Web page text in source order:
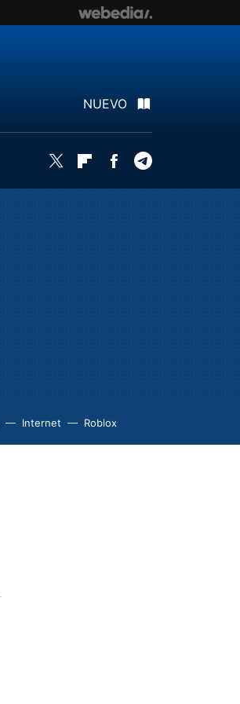
NUEVO
Twitter FlipboardFacebook
Internet Roblox